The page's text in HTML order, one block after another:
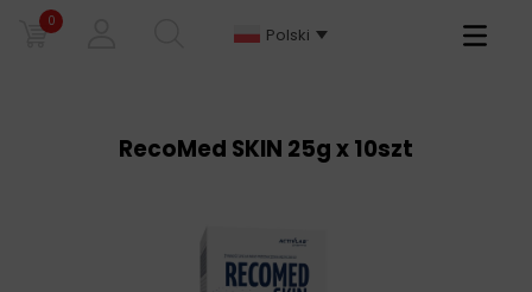
0
Polski
Primary
RecoMed SKIN 25g x 10szt